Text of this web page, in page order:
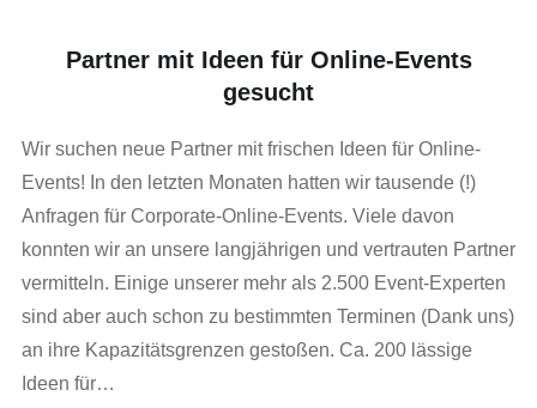
Partner mit Ideen für Online-Events
gesucht
Wir suchen neue Partner mit frischen Ideen für Online-
Events! In den letzten Monaten hatten wir tausende (!)
Anfragen für Corporate-Online-Events. Viele davon
konnten wir an unsere langjährigen und vertrauten Partner
vermitteln. Einige unserer mehr als 2.500 Event-Experten
sind aber auch schon zu bestimmten Terminen (Dank uns)
an ihre Kapazitätsgrenzen gestoßen. Ca. 200 lässige
Ideen für…